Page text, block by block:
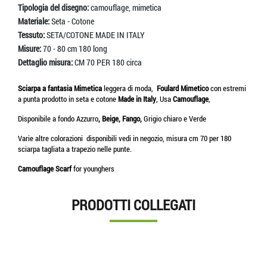
Tipologia del disegno:camouflage, mimetica
Materiale:Seta - Cotone
Tessuto:SETA/COTONE MADE IN ITALY
Misure:70 - 80 cm 180 long
Dettaglio misura:CM 70 PER 180 circa
Sciarpa a fantasia Mimeticaleggera di moda, Foulard Mimeticocon estremi
a punta prodotto in seta e cotoneMade in Italy, UsaCamouflage,
Disponibile a fondo Azzurro, Beige, Fango,Grigiochiaro eVerde
Varie altre colorazioni disponibili vedi in negozio, misura cm 70 per 180
sciarpa tagliata a trapezio nelle punte.
Camouflage Scarffor younghers
PRODOTTI COLLEGATI